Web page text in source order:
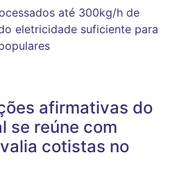
até 300kg/h de
eletricidade suficiente para
afirmativas do
se reúne com
cotistas no